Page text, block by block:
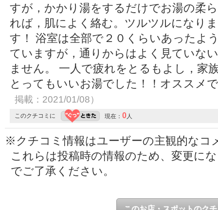
すが，かかり湯をするだけでお湯の柔
れば，肌によく絡む。ツルツルになり
す！ 浴室は全部で２０くらいあったよ
ていますが，通りからはよく見ていな
ません。 一人で疲れをとるもよし，家
とってもいいお湯でした！！オススメ
掲載：2021/01/08）
このクチコミに 現在： 0人
※クチコミ情報はユーザーの主観的なコ
これらは投稿時の情報のため、変更に
でご了承ください。